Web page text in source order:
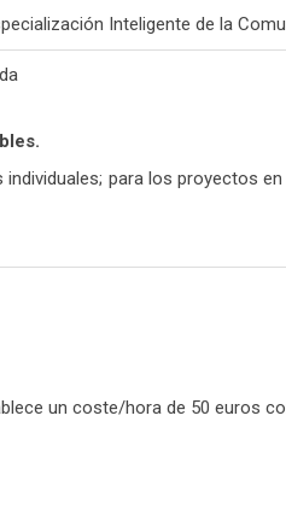
Inteligente de la
para los proyectos
un coste/hora de 50 euros